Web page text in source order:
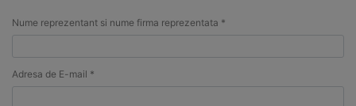
Nume reprezentant si nume firma reprezentata *
Adresa de E-mail *